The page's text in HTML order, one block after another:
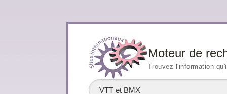
Moteur de
Trouvez l'information